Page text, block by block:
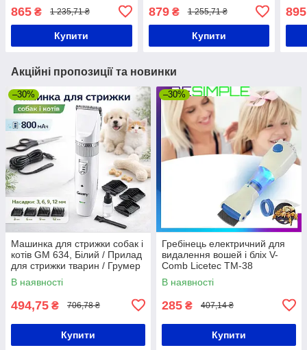
Тример чоловічий
865 ₴ 1 235,71 ₴
Купити
тример для стрижки
879₴ 1 255,71 ₴
Купити
Акційні пропозиції та новинки
–30%
Машинка для стрижки собак і
котів GM 634, Білий / Прилад
для стрижки тварин / Грумер
для тварин / Тример для
стрижки собак
В наявності
494,75 ₴ 706,78 ₴
Купити
–30%
Гребінець електричний для
видалення вошей і бліх V-
Comb Licetec TM-38
В наявності
285 ₴ 407,14 ₴
Купити